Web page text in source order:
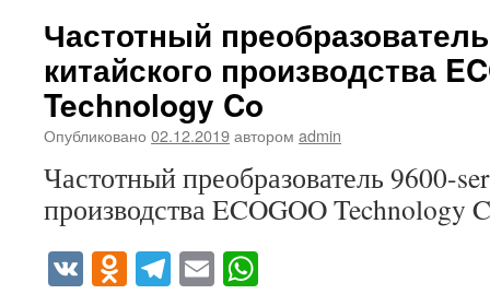
Частотный
китайского производства
Technology Co
Опубликовано 02.12.2019автором admin
Частотный преобразователь 9600-
производства ECOGOO Technology
VKOdnoklassniki
Telegram
Email